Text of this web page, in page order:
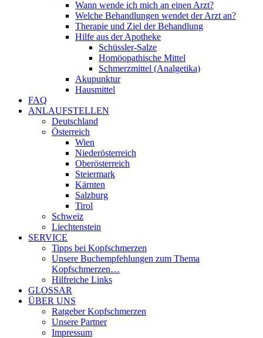
Wann wende ich mich an einen Arzt?
Welche Behandlungen wendet der Arzt an?
Therapie und Ziel der Behandlung
Hilfe aus der Apotheke
Schüssler-Salze
Homöopathische Mittel
Schmerzmittel (Analgetika)
Akupunktur
Hausmittel
FAQ
ANLAUFSTELLEN
Deutschland
Österreich
Wien
Niederösterreich
Oberösterreich
Steiermark
Kärnten
Salzburg
Tirol
Schweiz
Liechtenstein
SERVICE
Tipps bei Kopfschmerzen
Unsere Buchempfehlungen zum Thema
Kopfschmerzen…
Hilfreiche Links
GLOSSAR
ÜBER UNS
Ratgeber Kopfschmerzen
Unsere Partner
Impressum